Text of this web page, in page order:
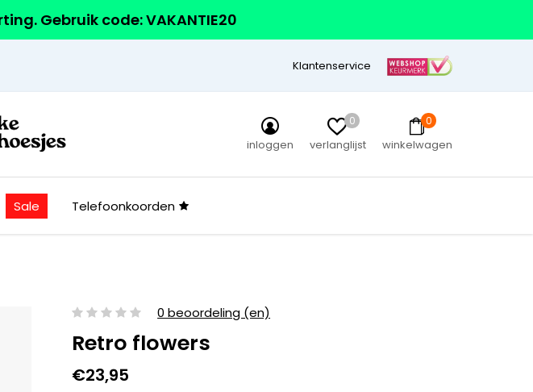
Gebruik code: VAKANTIE20
Klantenservice
inloggen
0
verlanglijst
0
winkelwagen
Sale Telefoonkoorden
0 beoordeling (en)
Retro flowers
€23,95